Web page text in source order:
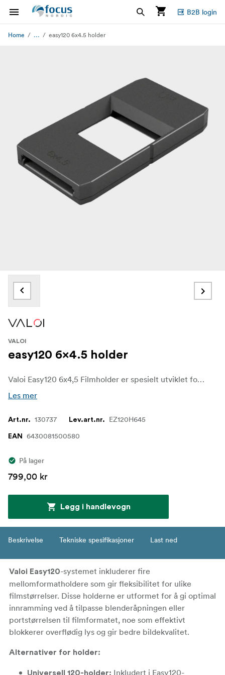
B2B login
Home ... easy120 6x4.5 holder
VALOI
easy120 6x4.5 holder
Valoi Easy120 6x4,5 Filmholder er spesielt utviklet for skanning av 6x6 filmnegativer i mellomformat, noe som sikrer perfekt justering og optimale resultater. Den er skreddersydd for de unike dimensjonene til dette formatet, og har en nøyaktig dimensjonert port som blokkerer overflødig lys og gir presis innramming.
Les mer
Art.nr. 130737 Lev.art.nr. EZ120H645
EAN 6430081500580
På lager
799,00 kr
Legg i handlevogn
Beskrivelse Tekniske spesifikasjoner Last ned
Valoi Easy120-systemet inkluderer fire
mellomformatholdere som gir fleksibilitet for ulike
filmstørrelser. Disse holderne er utformet for å gi optimal
innramming ved å tilpasse blenderåpningen eller
portstørrelsen til filmformatet, noe som effektivt
blokkerer overflødig lys og gir bedre bildekvalitet.
Alternativer for holder:
Universell 120-holder: Inkludert i Easy120-